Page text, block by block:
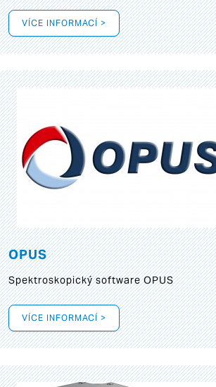
VÍCE INFORMACÍ >
OPUS
Spektroskopický software OPUS
VÍCE INFORMACÍ >